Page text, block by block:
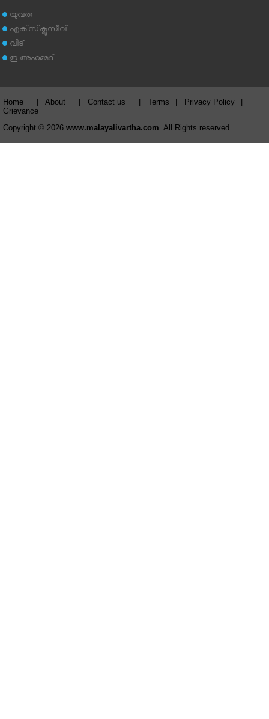
യുവത
എക്‌സ്‌ക്ലൂസീവ്
വീട്
ഇ അഹമ്മദ്‌
Home About Contact us Terms Privacy Policy
Grievance
Copyright © 2026 www.malayalivartha.com . All Rights reserved.